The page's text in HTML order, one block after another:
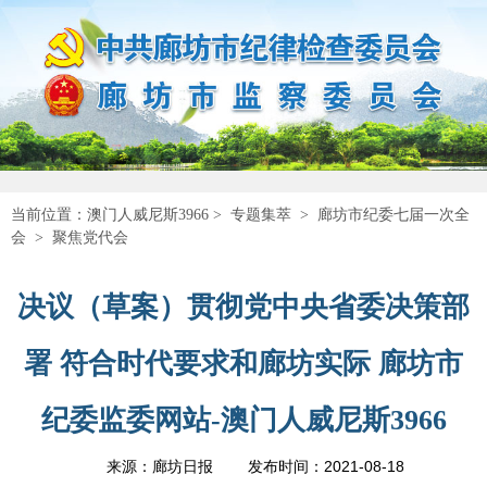
当前位置： 澳门人威尼斯3966 > 专题集萃 > 廊坊市纪委七届一次全
会 > 聚焦党代会
决议（草案）贯彻党中央省委决策部
署 符合时代要求和廊坊实际 廊坊市
纪委监委网站-澳门人威尼斯3966
来源：廊坊日报 发布时间： 2021-08-18